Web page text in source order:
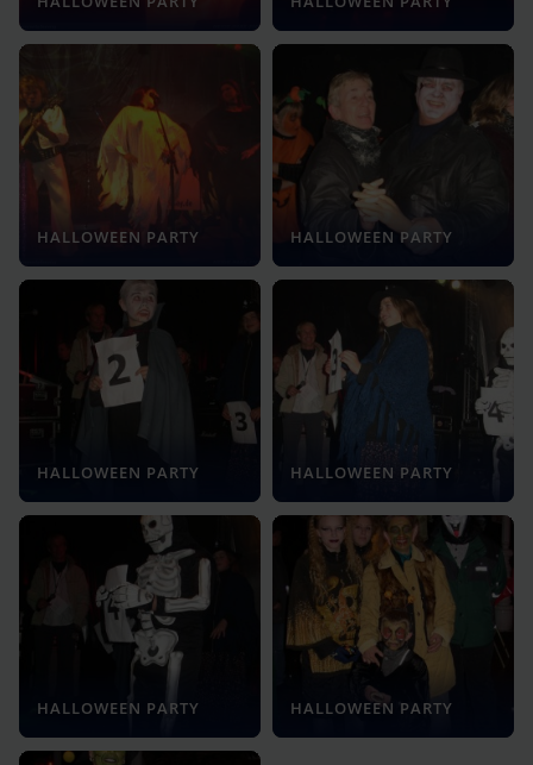
HALLOWEEN PARTY HALLOWEEN PARTY
HALLOWEEN PARTY HALLOWEEN PARTY
HALLOWEEN PARTY HALLOWEEN PARTY